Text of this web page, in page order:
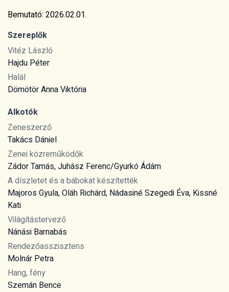
Bemutató: 2026.02.01.
Szereplők
Vitéz László
Hajdu Péter
Halál
Dömötör Anna Viktória
Alkotók
Zeneszerző
Takács Dániel
Zenei közreműködők
Zádor Tamás, Juhász Ferenc/Gyurkó Ádám
A díszletet és a bábokat készítették
Majoros Gyula, Oláh Richárd, Nádasiné Szegedi Éva, Kissné
Kati
Világítástervező
Nánási Barnabás
Rendezőasszisztens
Molnár Petra
Hang, fény
Szemán Bence